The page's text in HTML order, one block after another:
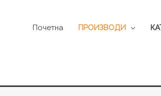
Почетна ПРОИЗВОДИ